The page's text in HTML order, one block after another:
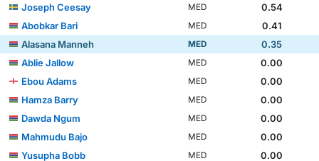
Joseph Ceesay MED
0.54
Abobkar Bari
MED
0.41
Alasana Manneh
MED
0.35
Ablie Jallow
MED
0.00
Ebou Adams
MED
0.00
Hamza Barry
MED
0.00
Dawda Ngum
MED
0.00
Mahmudu Bajo
MED
0.00
Yusupha Bobb
MED
0.00